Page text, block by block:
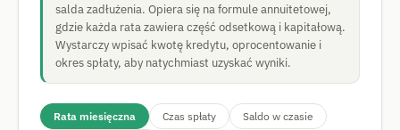
salda zadłużenia. Opiera się na formule annuitetowej,
gdzie każda rata zawiera część odsetkową i kapitałową.
Wystarczy wpisać kwotę kredytu, oprocentowanie i
okres spłaty, aby natychmiast uzyskać wyniki.
Rata miesięczna Czas spłaty
Saldo w czasie